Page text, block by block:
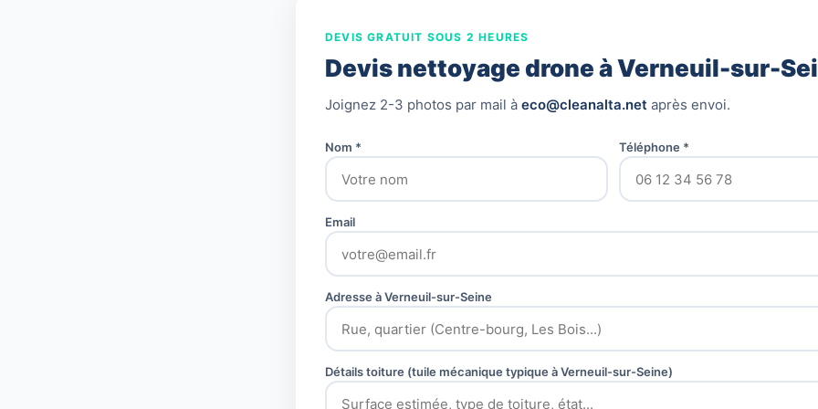
DEVIS GRATUIT SOUS 2 HEURES
Devis nettoyage drone à Verneuil-sur-
Joignez 2-3 photos par mail à eco@cleanalta.net après envoi.
Nom * Téléphone *
Email
Adresse à Verneuil-sur-Seine
Détails toiture (tuile mécanique typique à Verneuil-sur-Seine)